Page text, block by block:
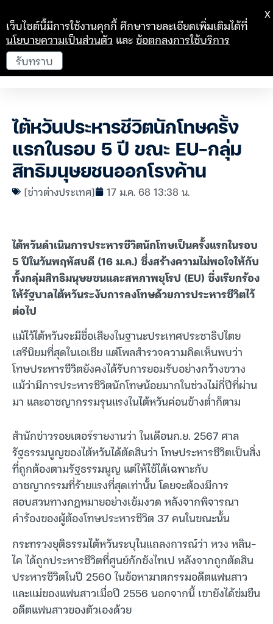
ไต้หวันประหารชีวิตนักโทษครั้ง
แรกในรอบ 5 ปี ขณะ EU-กลุ่ม
สิทธิมนุษยชนออกโรงค้าน
[ข่าวต่างประเทศ] 17 ม.ค. 68 13:38 น.
ไต้หวันดำเนินการประหารชีวิตนักโทษเป็นครั้งแรกในรอบ
5 ปีในวันพฤหัสบดี (16 ม.ค.) ซึ่งสร้างความไม่พอใจให้กับ
ทั้งกลุ่มสิทธิมนุษยชนและสหภาพยุโรป (EU) ซึ่งเรียกร้อง
ให้รัฐบาลไต้หวันระงับการลงโทษด้วยการประหารชีวิตไว้
ต่อไป
แม้ไว้ไต้หวันจะมีชื่อเสียงในฐานะประเทศประชาธิปไตย
เสรีนิยมที่สุดในเอเชีย แต่โพลสำรวจความคิดเห็นพบว่า
โทษประหารชีวิตยังคงได้รับการยอมรับอย่างกว้างขวาง
แม้ว่ามีการประหารชีวิตนักโทษน้อยมากในช่วงไม่กี่ปีที่ผ่าน
มา และอาชญากรรมรุนแรงในไต้หวันค่อนข้างต่ำก็ตาม
สำนักข่าวรอยเตอร์รายงานว่า ในเดือนก.ย. 2567 ศาล
รัฐธรรมนูญของไต้หวันได้ตัดสินว่า โทษประหารชีวิตเป็นสิ่ง
ที่ถูกต้องตามรัฐธรรมนูญ แต่ให้ใช้ได้เฉพาะกับ
อาชญากรรมที่ร้ายแรงที่สุดเท่านั้น โดยจะต้องมีการ
สอบสวนทางกฎหมายอย่างเข้มงวด หลังจากพิจารณา
คำร้องของผู้ต้องโทษประหารชีวิต 37 คนในขณะนั้น
กระทรวงยุติธรรมไต้หวันระบุในแถลงการณ์ว่า หวง หลิน-
ไค ได้ถูกประหารชีวิตที่ศูนย์กักขังไทเป หลังจากถูกตัดสิน
ประหารชีวิตในปี 2560 ในข้อหาฆาตกรรมอดีตแฟนสาว
และแม่ของแฟนสาวเมื่อปี 2556 นอกจากนี้ เขายังได้ข่มขืน
อดีตแฟนสาวของตัวเองด้วย
เว็บไซต์นี้มีการใช้งานคุกกี้ ศึกษารายละเอียดเพิ่มเติมได้ที่
นโยบายความเป็นส่วนตัว และข้อตกลงการใช้บริการ
รับทราบ
X